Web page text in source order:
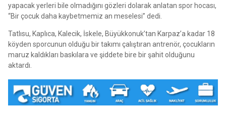
yapacak yerleri bile olmadığını gözleri dolarak anlatan spor hocası,
“Bir çocuk daha kaybetmemiz an meselesi” dedi.
Tatlısu, Kaplıca, Kalecik, İskele, Büyükkonuk’tan Karpaz’a kadar 18
köyden sporcunun olduğu bir takımı çalıştıran antrenör, çocukların
maruz kaldıkları baskılara ve şiddete bire bir şahit olduğunu
aktardı.